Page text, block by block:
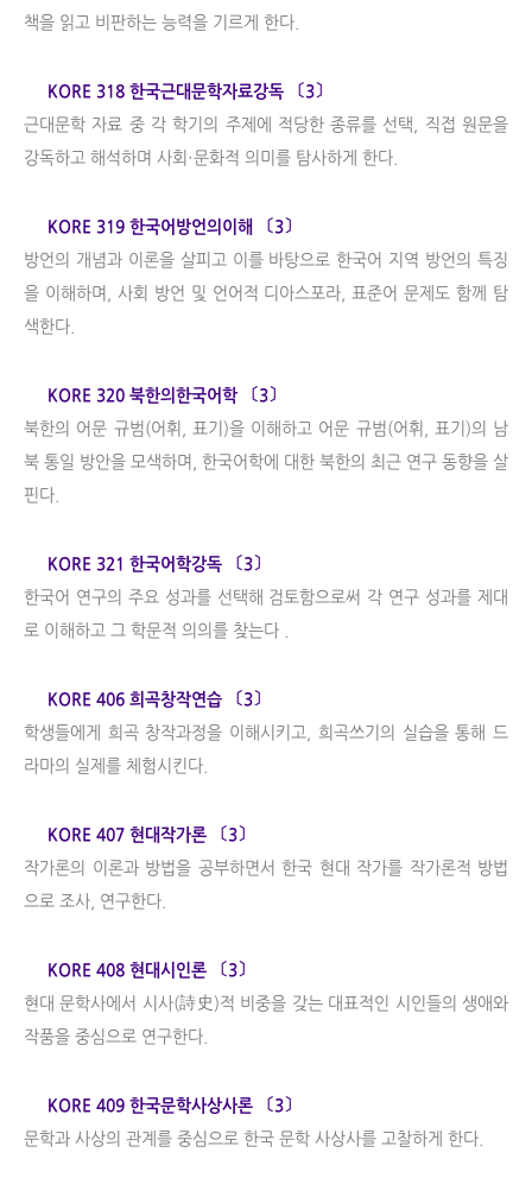
책을 읽고 비판하는 능력을 기르게 한다.
KORE 318 한국근대문학자료강독 〔3〕
근대문학 자료 중 각 학기의 주제에 적당한 종류를 선택, 직접 원문을
강독하고 해석하며 사회·문화적 의미를 탐사하게 한다.
KORE 319 한국어방언의이해 〔3〕
방언의 개념과 이론을 살피고 이를 바탕으로 한국어 지역 방언의 특징
을 이해하며, 사회 방언 및 언어적 디아스포라, 표준어 문제도 함께 탐
색한다.
KORE 320 북한의한국어학 〔3〕
북한의 어문 규범(어휘, 표기)을 이해하고 어문 규범(어휘, 표기)의 남
북 통일 방안을 모색하며, 한국어학에 대한 북한의 최근 연구 동향을 살
핀다.
KORE 321 한국어학강독 〔3〕
한국어 연구의 주요 성과를 선택해 검토함으로써 각 연구 성과를 제대
로 이해하고 그 학문적 의의를 찾는다 .
KORE 406 희곡창작연습 〔3〕
학생들에게 희곡 창작과정을 이해시키고, 희곡쓰기의 실습을 통해 드
라마의 실제를 체험시킨다.
KORE 407 현대작가론 〔3〕
작가론의 이론과 방법을 공부하면서 한국 현대 작가를 작가론적 방법
으로 조사, 연구한다.
KORE 408 현대시인론 〔3〕
현대 문학사에서 시사(詩史)적 비중을 갖는 대표적인 시인들의 생애와
작품을 중심으로 연구한다.
KORE 409 한국문학사상사론 〔3〕
문학과 사상의 관계를 중심으로 한국 문학 사상사를 고찰하게 한다.